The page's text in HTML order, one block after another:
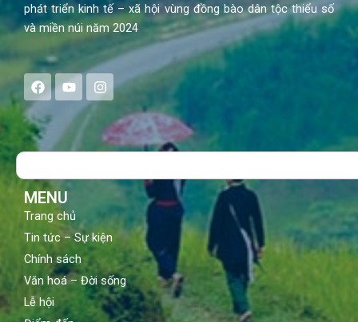
phát triển kinh tế – xã hội vùng đồng bào dân tộc thiểu số
và miền núi năm 2024
F
a
e
b
o
Y
o
t
b
I
n
s
a
g
Search
MENU
Trang chủ
Tin tức – Sự kiện
Chính sách
Văn hoá – Đời sống
Lễ hội